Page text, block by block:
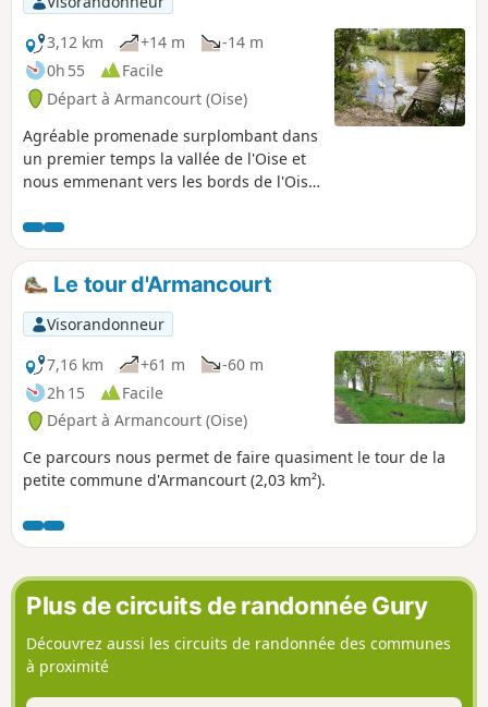
3,12 km
+14 m
-14 m
0h 55
Facile
Départ à Armancourt (Oise)
Agréable promenade surplombant dans
un premier temps la vallée de l'Oise et
nous emmenant vers les bords de l'Oise
laquelle furent découverts lors d'un
dragage de la rivière, un casque, des
lances, une épée, un vase pour certains
vieux de plus de trois mille ans et
prouvant la présence de l'homme sur
cette île.
Le tour d'Armancourt
Visorandonneur
7,16 km
+61 m
-60 m
2h 15
Facile
Départ à Armancourt (Oise)
Ce parcours nous permet de faire quasiment le tour de la
petite commune d'Armancourt (2,03 km²).
Plus de circuits de randonnée Gury
Découvrez aussi les circuits de randonnée des communes
à proximité